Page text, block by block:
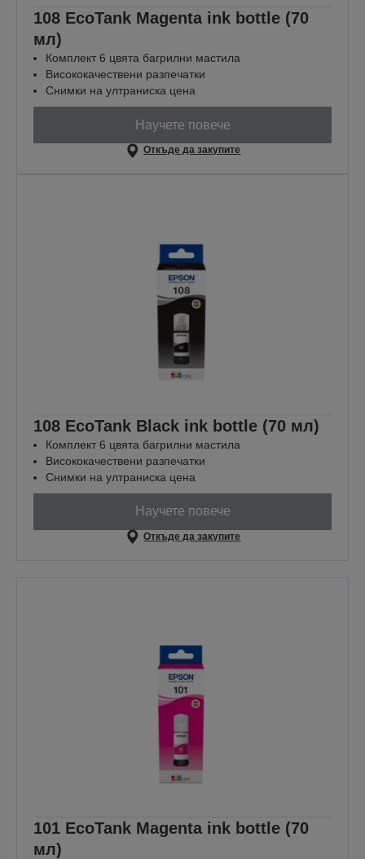
108 EcoTank Magenta ink bottle (70
мл)
Комплект 6 цвята багрилни мастила
Висококачествени разпечатки
Снимки на ултраниска цена
Научете повече
Откъде да закупите
108 EcoTank Black ink bottle (70 мл)
Комплект 6 цвята багрилни мастила
Висококачествени разпечатки
Снимки на ултраниска цена
Научете повече
Откъде да закупите
101 EcoTank Magenta ink bottle (70
мл)